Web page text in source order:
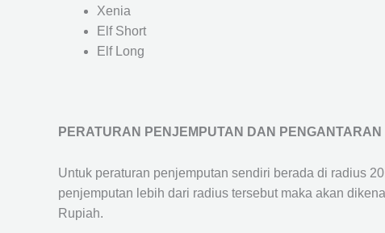
Xenia
Elf Short
Elf Long
PERATURAN PENJEMPUTAN DAN PENGANTARAN
Untuk peraturan penjemputan sendiri berada di radius
penjemputan lebih dari radius tersebut maka akan
Rupiah.